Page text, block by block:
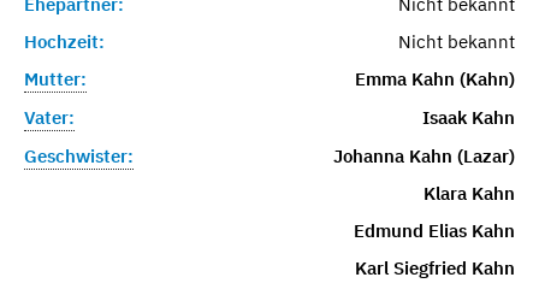
Hochzeit:
Nicht bekannt
Mutter:
Emma Kahn (Kahn)
Vater:
Isaak Kahn
Geschwister:
Johanna Kahn (Lazar)
Klara Kahn
Edmund Elias Kahn
Karl Siegfried Kahn